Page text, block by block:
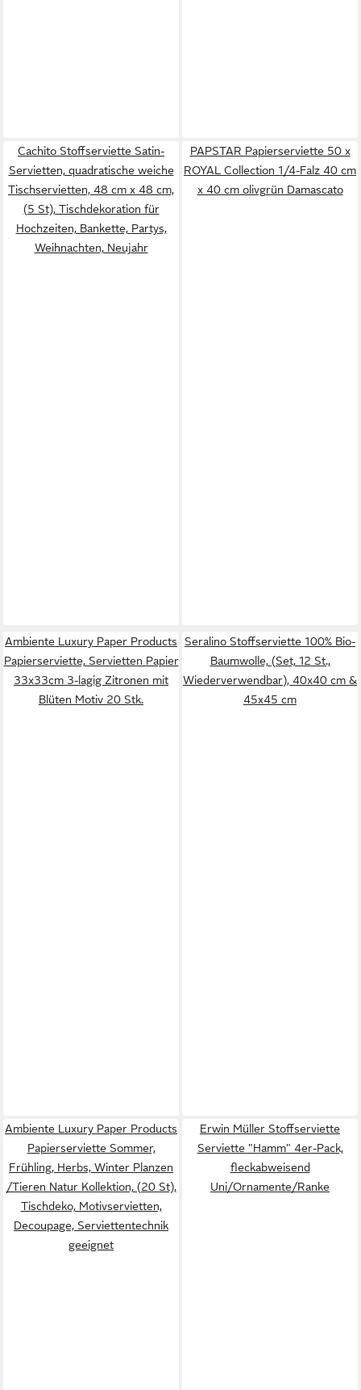
Cachito Stoffserviette Satin-
Servietten, quadratische weiche
Tischservietten, 48 cm x 48 cm,
(5 St), Tischdekoration für
Hochzeiten, Bankette, Partys,
Weihnachten, Neujahr
PAPSTAR Papierserviette 50 x
ROYAL Collection 1/4-Falz 40 cm
x 40 cm olivgrün Damascato
Ambiente Luxury Paper Products
Papierserviette, Servietten Papier
33x33cm 3-lagig Zitronen mit
Blüten Motiv 20 Stk.
Seralino Stoffserviette 100% Bio-
Baumwolle, (Set, 12 St.,
Wiederverwendbar), 40x40 cm &
45x45 cm
Ambiente Luxury Paper Products
Papierserviette Sommer,
Frühling, Herbs, Winter Planzen
/Tieren Natur Kollektion, (20 St),
Tischdeko, Motivservietten,
Decoupage, Serviettentechnik
geeignet
Erwin Müller Stoffserviette
Serviette "Hamm" 4er-Pack,
fleckabweisend
Uni/Ornamente/Ranke